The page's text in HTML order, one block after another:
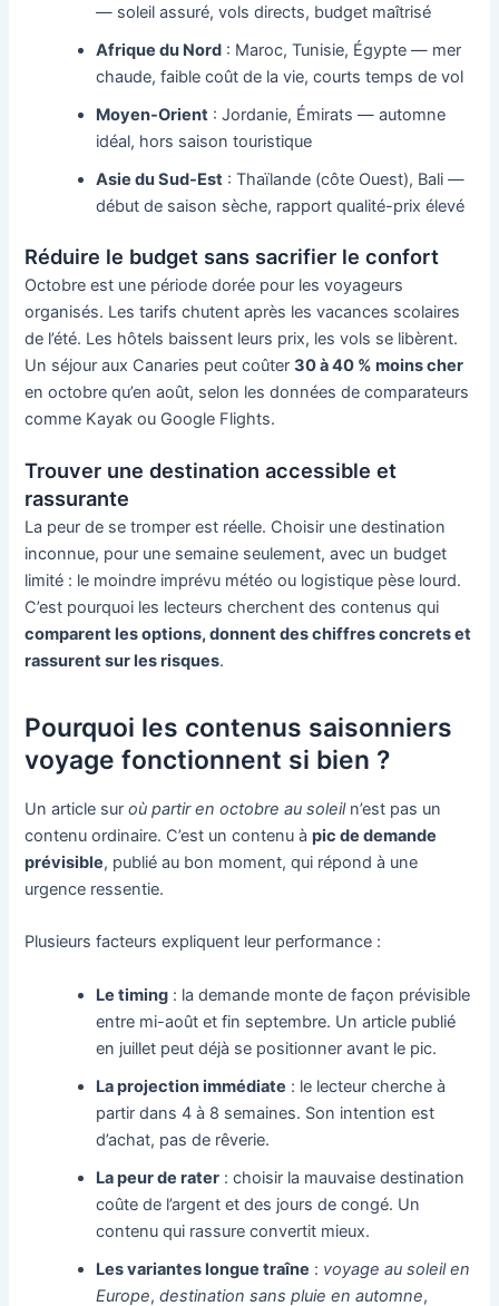
— soleil assuré, vols directs, budget maîtrisé
Afrique du Nord : Maroc, Tunisie, Égypte — mer
chaude, faible coût de la vie, courts temps de vol
Moyen-Orient : Jordanie, Émirats — automne
idéal, hors saison touristique
Asie du Sud-Est : Thaïlande (côte Ouest), Bali —
début de saison sèche, rapport qualité-prix élevé
Réduire le budget sans sacrifier le confort
Octobre est une période dorée pour les voyageurs
organisés. Les tarifs chutent après les vacances scolaires
de l’été. Les hôtels baissent leurs prix, les vols se libèrent.
Un séjour aux Canaries peut coûter30 à 40 % moins cher
en octobre qu’en août, selon les données de comparateurs
comme Kayak ou Google Flights.
Trouver une destination accessible et
rassurante
La peur de se tromper est réelle. Choisir une destination
inconnue, pour une semaine seulement, avec un budget
limité : le moindre imprévu météo ou logistique pèse lourd.
C’est pourquoi les lecteurs cherchent des contenus qui
comparent les options, donnent des chiffres concrets et
rassurent sur les risques.
Pourquoi les contenus saisonniers
voyage fonctionnent si bien ?
Un article suroù partir en octobre au soleiln’est pas un
contenu ordinaire. C’est un contenu àpic de demande
prévisible, publié au bon moment, qui répond à une
urgence ressentie.
Plusieurs facteurs expliquent leur performance :
Le timing : la demande monte de façon prévisible
entre mi-août et fin septembre. Un article publié
en juillet peut déjà se positionner avant le pic.
La projection immédiate : le lecteur cherche à
partir dans 4 à 8 semaines. Son intention est
d’achat, pas de rêverie.
La peur de rater : choisir la mauvaise destination
coûte de l’argent et des jours de congé. Un
contenu qui rassure convertit mieux.
Les variantes longue traîne : voyage au soleil en
Europe,destination sans pluie en automne,